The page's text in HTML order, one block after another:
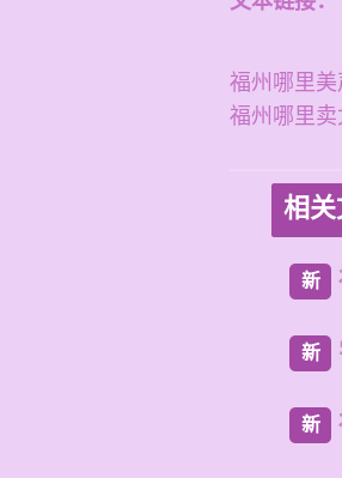
福州哪里
福州哪里
相
新
新
新